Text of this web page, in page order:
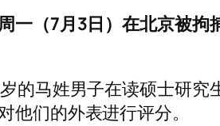
一（7月3日）在北京被
的马姓男子在读硕士研
他们的外表进行评分。